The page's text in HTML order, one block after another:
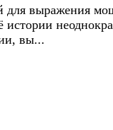
для выражения
вы...